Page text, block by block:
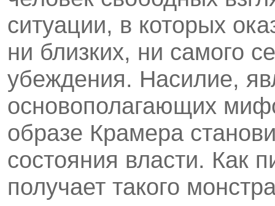
ситуации, в которых
ни близких, ни самого
убеждения. Насилие,
основополагающих
образе Крамера
состояния власти. Как
получает такого